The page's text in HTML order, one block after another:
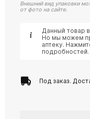
Внешний вид упаковки
от фото на сайте.
Данный товар
Но мы можем
аптеку.
подробностей.
Под заказ.